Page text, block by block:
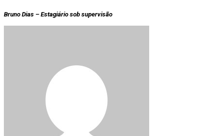
Bruno Dias – Estagiário sob supervisão